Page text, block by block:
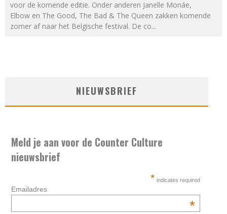
voor de komende editie. Onder anderen Janelle Monáe,
Elbow en The Good, The Bad & The Queen zakken komende
zomer af naar het Belgische festival. De co...
NIEUWSBRIEF
Meld je aan voor de Counter Culture
nieuwsbrief
* indicates required
Emailadres
*